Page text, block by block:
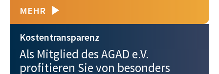
MEHR
Kostentransparenz
Als Mitglied des AGAD e.V.
profitieren Sie von besonders